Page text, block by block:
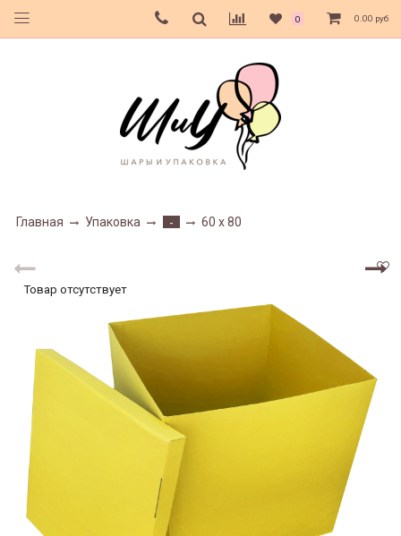
0 0.00 руб
Главная Упаковка - 60 х 80
Товар отсутствует